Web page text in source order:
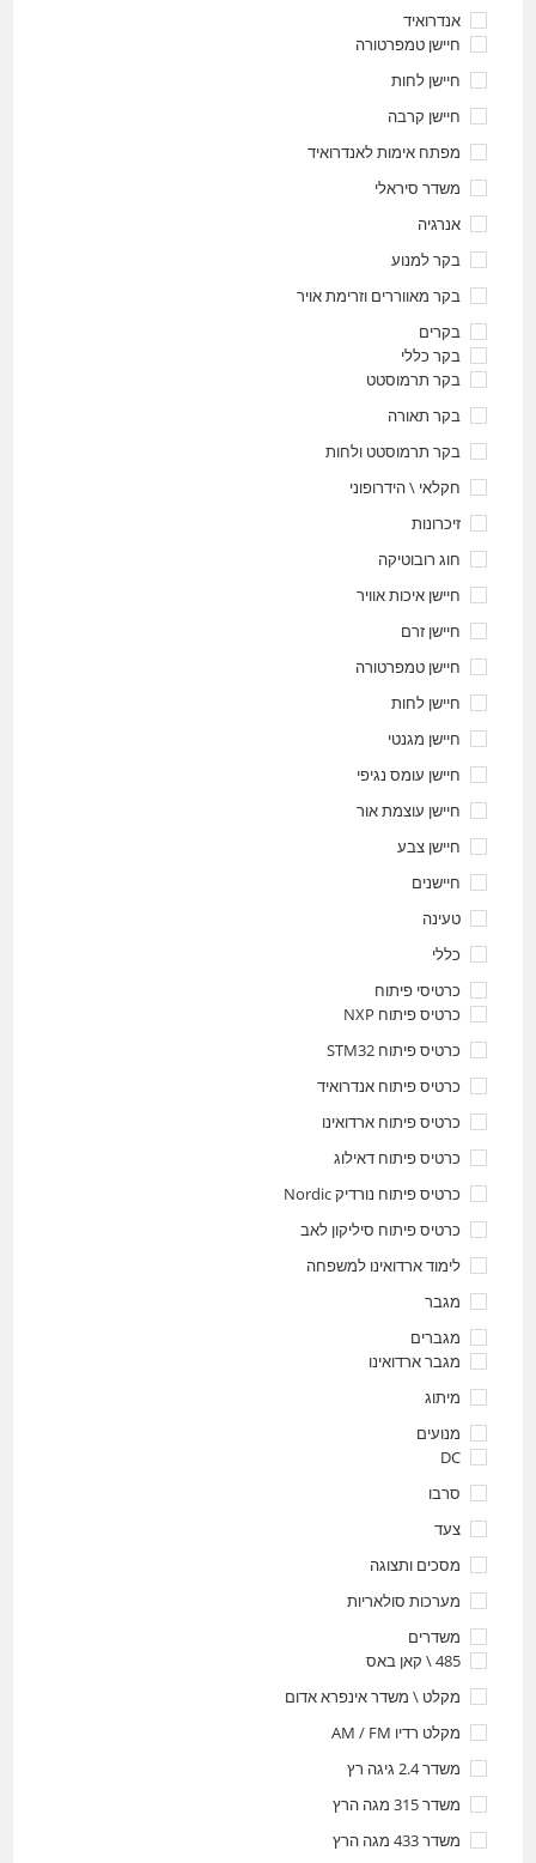
אנדרואיד
חיישן טמפרטורה
חיישן לחות
חיישן קרבה
מפתח אימות לאנדרואיד
משדר סיראלי
אנרגיה
בקר למנוע
בקר מאווררים וזרימת אויר
בקרים
בקר כללי
בקר תרמוסטט
בקר תאורה
בקר תרמוסטט ולחות
חקלאי \ הידרופוני
זיכרונות
חוג רובוטיקה
חיישן איכות אוויר
חיישן זרם
חיישן טמפרטורה
חיישן לחות
חיישן מגנטי
חיישן עומס נגיפי
חיישן עוצמת אור
חיישן צבע
חיישנים
טעינה
כללי
כרטיסי פיתוח
כרטיס פיתוח NXP
כרטיס פיתוח STM32
כרטיס פיתוח אנדרואיד
כרטיס פיתוח ארדואינו
כרטיס פיתוח דאילוג
כרטיס פיתוח נורדיק Nordic
כרטיס פיתוח סיליקון לאב
לימוד ארדואינו למשפחה
מגבר
מגברים
מגבר ארדואינו
מיתוג
מנועים
DC
סרבו
צעד
מסכים ותצוגה
מערכות סולאריות
משדרים
485 \ קאן באס
מקלט \ משדר אינפרא אדום
מקלט רדיו AM / FM
משדר 2.4 גיגה רץ
משדר 315 מגה הרץ
משדר 433 מגה הרץ